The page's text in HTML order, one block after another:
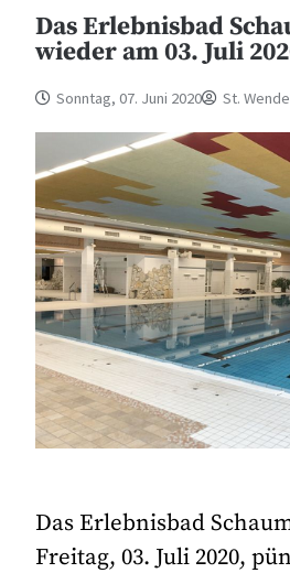
Das Erlebnisbad
wieder am 03. Juli
Sonntag, 07. Juni 2020 St.
Das Erlebnisbad
Freitag, 03. Juli 2020,